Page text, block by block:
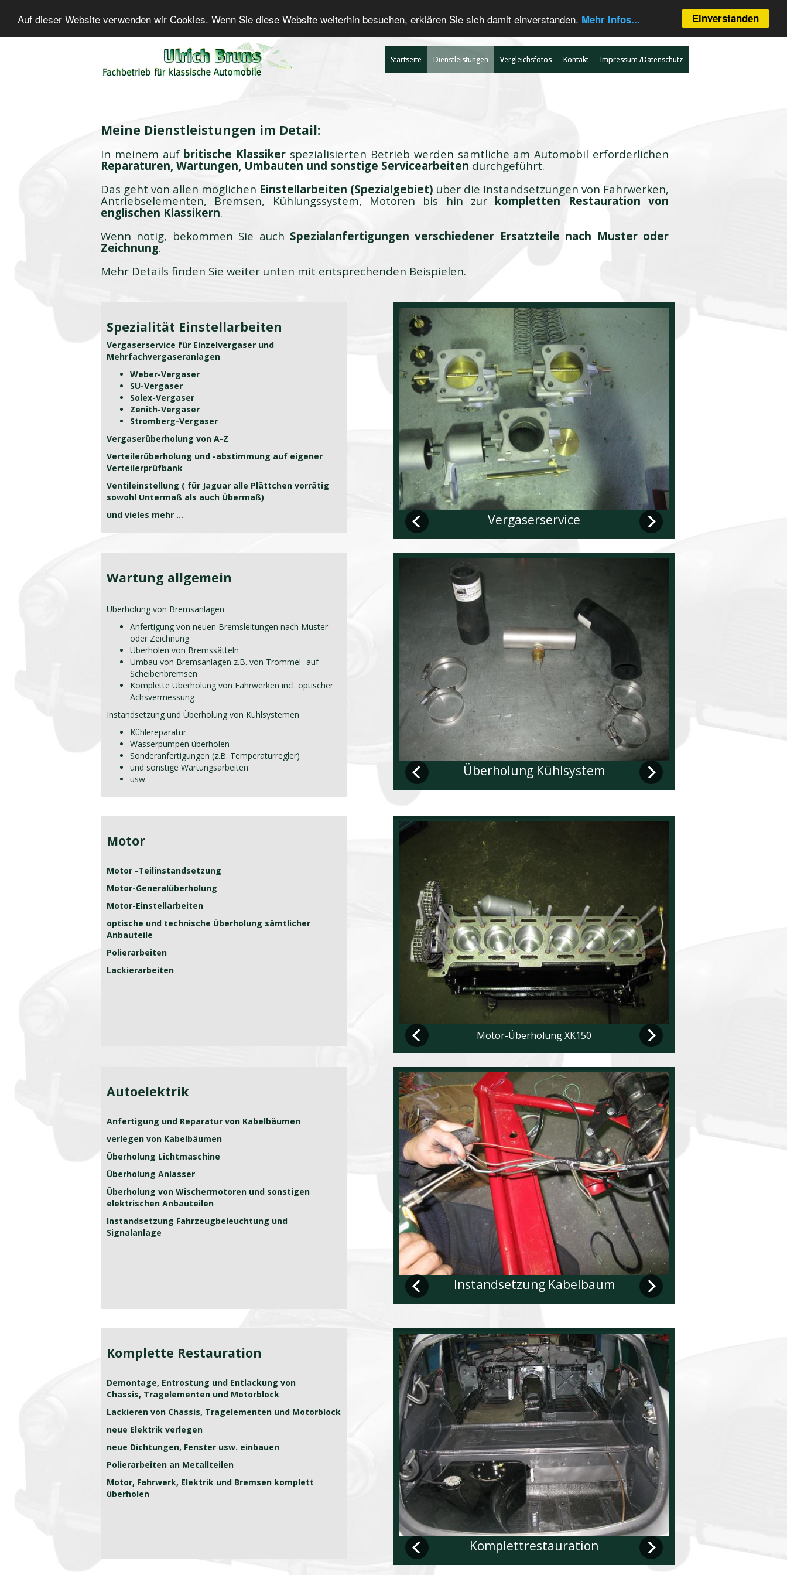
Einverstanden
Auf dieser Website verwenden wir Cookies. Wenn Sie diese Website weiterhin besuchen, erklären Sie sich damit einverstanden. Mehr Infos...
Startseite Dienstleistungen Vergleichsfotos Kontakt Impressum /Datenschutz
Meine Dienstleistungen im Detail:
In meinem auf britische Klassiker spezialisierten Betrieb werden sämtliche am Automobil erforderlichen
Reparaturen, Wartungen, Umbauten und sonstige Servicearbeiten durchgeführt.
Das geht von allen möglichen Einstellarbeiten (Spezialgebiet) über die Instandsetzungen von Fahrwerken,
Antriebselementen, Bremsen, Kühlungssystem, Motoren bis hin zur kompletten Restauration von
englischen Klassikern.
Wenn nötig, bekommen Sie auch Spezialanfertigungen verschiedener Ersatzteile nach Muster oder
Zeichnung.
Mehr Details finden Sie weiter unten mit entsprechenden Beispielen.
Spezialität Einstellarbeiten
Vergaserservice für Einzelvergaser und
Mehrfachvergaseranlagen
Weber-Vergaser
SU-Vergaser
Solex-Vergaser
Zenith-Vergaser
Stromberg-Vergaser
Vergaserüberholung von A-Z
Verteilerüberholung und -abstimmung auf eigener
Verteilerprüfbank
Ventileinstellung ( für Jaguar alle Plättchen vorrätig
sowohl Untermaß als auch Übermaß)
und vieles mehr ...
Vergaserservice
Wartung allgemein
Überholung von Bremsanlagen
Anfertigung von neuen Bremsleitungen nach Muster
oder Zeichnung
Überholen von Bremssätteln
Umbau von Bremsanlagen z.B. von Trommel- auf
Scheibenbremsen
Komplette Überholung von Fahrwerken incl. optischer
Achsvermessung
Instandsetzung und Überholung von Kühlsystemen
Kühlereparatur
Wasserpumpen überholen
Sonderanfertigungen (z.B. Temperaturregler)
und sonstige Wartungsarbeiten
usw.
Überholung Kühlsystem
Motor
Motor -Teilinstandsetzung
Motor-Generalüberholung
Motor-Einstellarbeiten
optische und technische Überholung sämtlicher
Anbauteile
Polierarbeiten
Lackierarbeiten
Motor-Überholung XK150
Autoelektrik
Anfertigung und Reparatur von Kabelbäumen
verlegen von Kabelbäumen
Überholung Lichtmaschine
Überholung Anlasser
Überholung von Wischermotoren und sonstigen
elektrischen Anbauteilen
Instandsetzung Fahrzeugbeleuchtung und
Signalanlage
Instandsetzung Kabelbaum
Komplette Restauration
Demontage, Entrostung und Entlackung von
Chassis, Tragelementen und Motorblock
Lackieren von Chassis, Tragelementen und Motorblock
neue Elektrik verlegen
neue Dichtungen, Fenster usw. einbauen
Polierarbeiten an Metallteilen
Motor, Fahrwerk, Elektrik und Bremsen komplett
überholen
Komplettrestauration